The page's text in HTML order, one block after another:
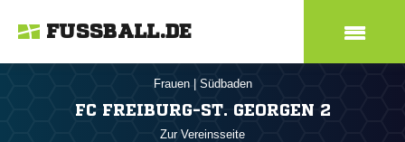
FUSSBALL.DE
Frauen Südbaden
FC FREIBURG-ST. GEORGEN 2
Zur Vereinsseite